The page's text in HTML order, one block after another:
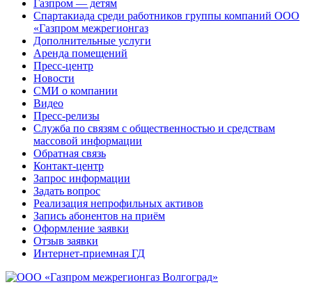
Газпром — детям
Спартакиада среди работников группы компаний ООО
«Газпром межрегионгаз
Дополнительные услуги
Аренда помещений
Пресс-центр
Новости
СМИ о компании
Видео
Пресс-релизы
Служба по связям с общественностью и средствам
массовой информации
Обратная связь
Контакт-центр
Запрос информации
Задать вопрос
Реализация непрофильных активов
Запись абонентов на приём
Оформление заявки
Отзыв заявки
Интернет-приемная ГД